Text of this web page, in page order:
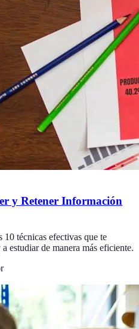
y Retener Información
10 técnicas efectivas que te
estudiar de manera más eficiente.